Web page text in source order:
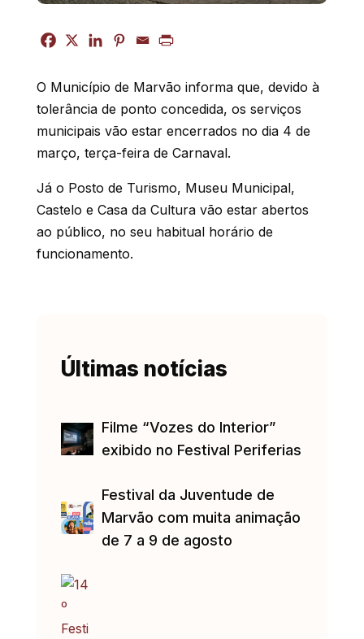
O Município de Marvão informa que, devido à
tolerância de ponto concedida, os serviços
municipais vão estar encerrados no dia 4 de
março, terça-feira de Carnaval.
Já o Posto de Turismo, Museu Municipal,
Castelo e Casa da Cultura vão estar abertos
ao público, no seu habitual horário de
funcionamento.
Últimas notícias
Filme “Vozes do Interior”
exibido no Festival Periferias
Festival da Juventude de
Marvão com muita animação
de 7 a 9 de agosto